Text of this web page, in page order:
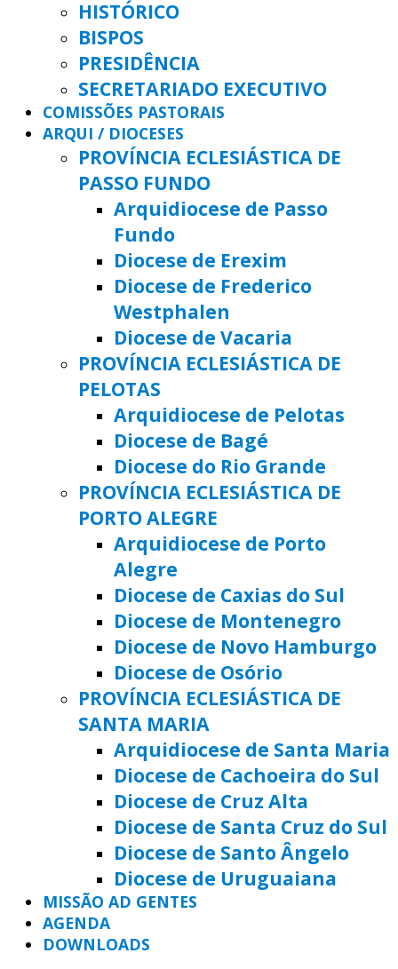
HISTÓRICO
BISPOS
PRESIDÊNCIA
SECRETARIADO EXECUTIVO
COMISSÕES PASTORAIS
ARQUI / DIOCESES
PROVÍNCIA ECLESIÁSTICA DE
PASSO FUNDO
Arquidiocese de Passo
Fundo
Diocese de Erexim
Diocese de Frederico
Westphalen
Diocese de Vacaria
PROVÍNCIA ECLESIÁSTICA DE
PELOTAS
Arquidiocese de Pelotas
Diocese de Bagé
Diocese do Rio Grande
PROVÍNCIA ECLESIÁSTICA DE
PORTO ALEGRE
Arquidiocese de Porto
Alegre
Diocese de Caxias do Sul
Diocese de Montenegro
Diocese de Novo Hamburgo
Diocese de Osório
PROVÍNCIA ECLESIÁSTICA DE
SANTA MARIA
Arquidiocese de Santa Maria
Diocese de Cachoeira do Sul
Diocese de Cruz Alta
Diocese de Santa Cruz do Sul
Diocese de Santo Ângelo
Diocese de Uruguaiana
MISSÃO AD GENTES
AGENDA
DOWNLOADS